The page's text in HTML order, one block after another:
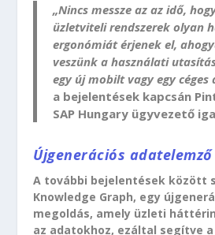
„Nincs messze az az idő,
üzletviteli rendszerek olyan
ergonómiát érjenek el,
veszünk a használati
egy új mobilt vagy egy céges
a bejelentések kapcsán
SAP Hungary ügyvezető
Újgenerációs
A további bejelentések között
Knowledge Graph, egy
megoldás, amely üzleti
az adatokhoz, ezáltal segítve